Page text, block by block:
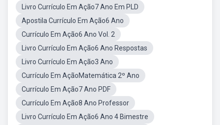
Livro Currículo Em Ação7 Ano Em PLD
Apostila Currículo Em Ação6 Ano
Currículo Em Ação6 Ano Vol. 2
Livro Currículo Em Ação6 Ano Respostas
Livro Currículo Em Ação3 Ano
Currículo Em AçãoMatemática 2º Ano
Currículo Em Ação7 Ano PDF
Currículo Em Ação8 Ano Professor
Livro Currículo Em Ação6 Ano 4 Bimestre